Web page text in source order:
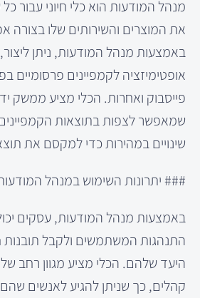
מנהל המודעות הוא כלי חיוני עבור
את המוצרים והשירותים שלו בצורה
באמצעות מנהל המודעות, ניתן
אופטימיזציה לקמפיינים פרסומיים
פייסבוק ואחרות. הכלי מציע ממשק
שמאפשר לצפות בתוצאות
שינויים במהירות כדי למקסם את
### יתרונות השימוש במנהל
באמצעות מנהל המודעות, עסקים
התנהגות המשתמשים ולקבל תובנות
היעד שלהם. הכלי מציע מגוון רחב
קהלים, כך שניתן להגיע לאנשים שהם